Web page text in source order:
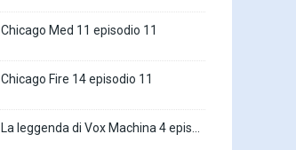
Chicago Med 11 episodio 11
Chicago Fire 14 episodio 11